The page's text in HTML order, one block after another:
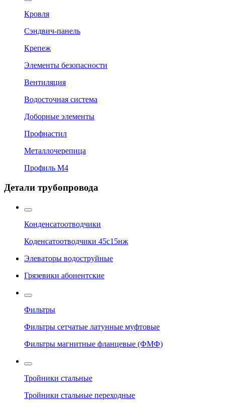
Кровля
Сэндвич-панель
Крепеж
Элементы безопасности
Вентиляция
Водосточная система
Доборные элементы
Профнастил
Металлочерепица
Профиль М4
Детали трубопровода
Конденсатоотводчики
Коденсатоотводчики 45с15нж
Элеваторы водоструйные
Грязевики абонентские
Фильтры
Фильтры сетчатые латунные муфтовые
Фильтры магнитные фланцевые (ФМФ)
Тройники стальные
Тройники стальные переходные